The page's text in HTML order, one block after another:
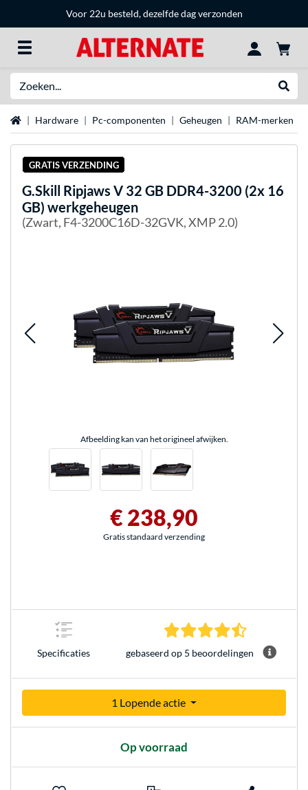
Voor 22u besteld, dezelfde dag verzonden
Home Hardware Pc-componenten Geheugen RAM-merken
GRATIS VERZENDING
G.Skill Ripjaws V 32 GB DDR4-3200 (2x 16
GB) werkgeheugen
(Zwart, F4-3200C16D-32GVK, XMP 2.0)
Afbeelding kan van het origineel afwijken.
€ 238,90
Gratis standaard verzending
Specificaties
4.6 sterren
gebaseerd op 5 beoordelingen
1 Lopende actie
Op voorraad